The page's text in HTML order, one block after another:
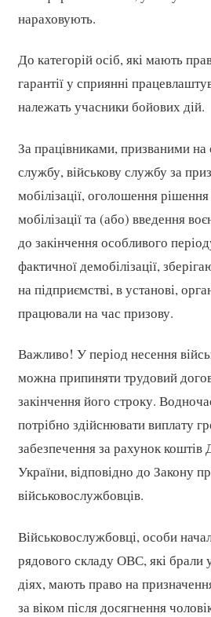
нараховують.
До категорій осіб, які мають
гарантії у сприянні
належать учасники бойових дій.
За працівниками, призваними на
службу, військову службу за
мобілізації, оголошення
мобілізації та (або) введення
до закінчення особливого
фактичної демобілізації,
на підприємстві, в установі,
працювали на час призову.
Важливо! У період несення
можна припиняти трудовий
закінчення його строку.
потрібно здійснювати виплату
забезпечення за рахунок
України, відповідно до Закону
військовослужбовців.
Військовослужбовці, особи
рядового складу ОВС, які брали
діях, мають право на
за віком після досягнення